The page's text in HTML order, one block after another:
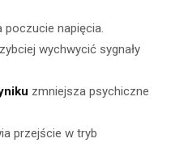
poczucie napięcia.
wychwycić sygnały
zmniejsza psychiczne
przejście w tryb